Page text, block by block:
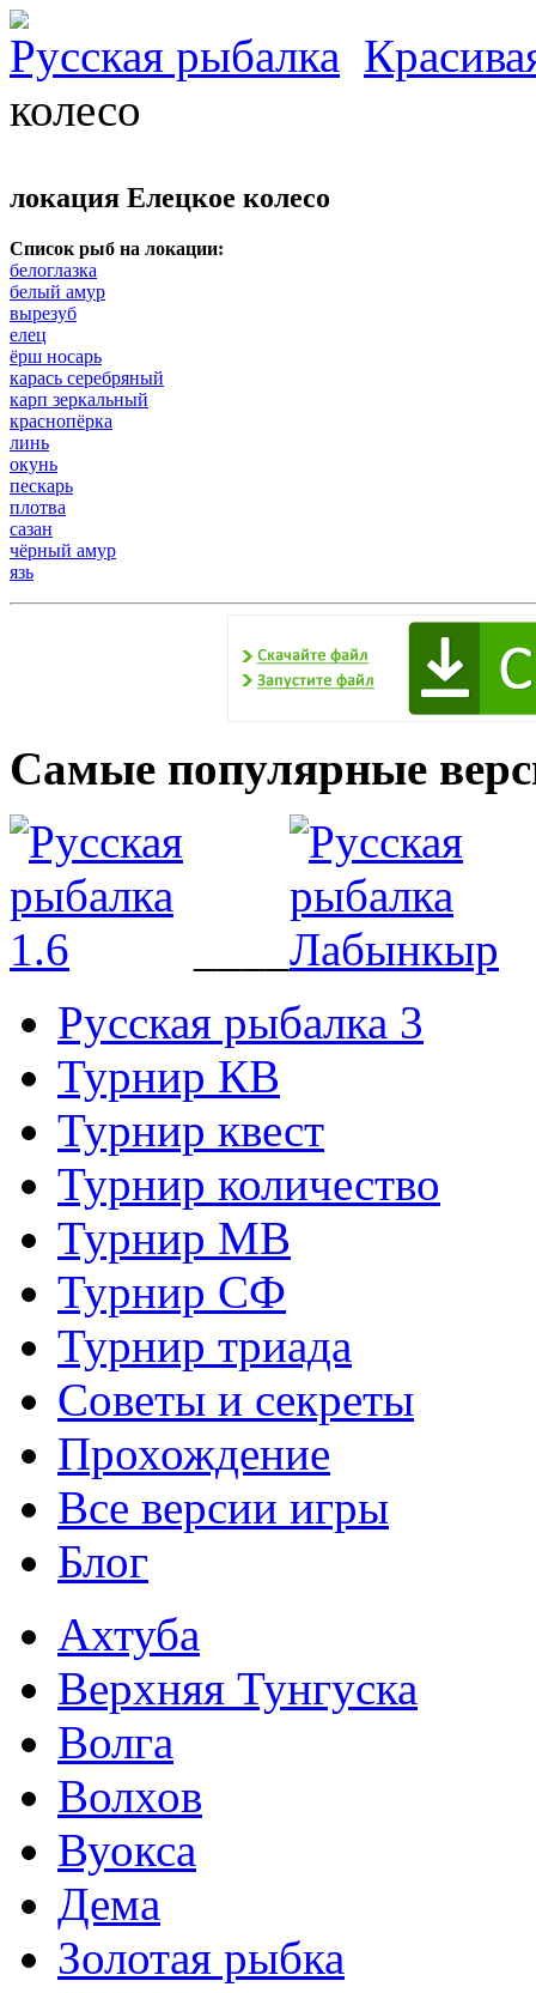
Русская рыбалка
колесо
локация Елецкое колесо
Список рыб на локации:
белоглазка
белый амур
вырезуб
елец
ёрш носарь
карась серебряный
карп зеркальный
краснопёрка
линь
окунь
пескарь
плотва
сазан
чёрный амур
язь
Самые популярные
Русская рыбалка 3
Турнир КВ
Турнир квест
Турнир количество
Турнир МВ
Турнир СФ
Турнир триада
Советы и секреты
Прохождение
Все версии игры
Блог
Ахтуба
Верхняя Тунгуска
Волга
Волхов
Вуокса
Дема
Золотая рыбка